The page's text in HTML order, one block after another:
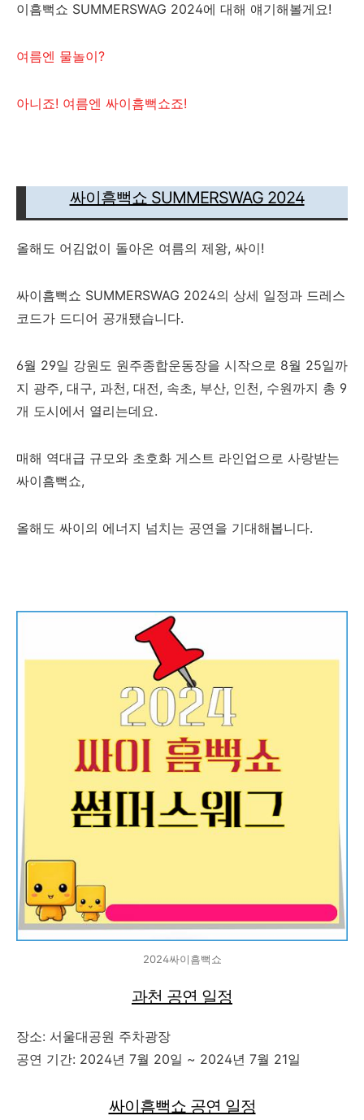
이흠뻑쇼 SUMMERSWAG 2024에 대해 얘기해볼게요!
여름엔 물놀이?
아니죠! 여름엔 싸이흠뻑쇼죠!
싸이흠뻑쇼 SUMMERSWAG 2024
올해도 어김없이 돌아온 여름의 제왕, 싸이!
싸이흠뻑쇼 SUMMERSWAG 2024의 상세 일정과 드레스
코드가 드디어 공개됐습니다.
6월 29일 강원도 원주종합운동장을 시작으로 8월 25일까
지 광주, 대구, 과천, 대전, 속초, 부산, 인천, 수원까지 총 9
개 도시에서 열리는데요.
매해 역대급 규모와 초호화 게스트 라인업으로 사랑받는
싸이흠뻑쇼,
올해도 싸이의 에너지 넘치는 공연을 기대해봅니다.
2024싸이흠뻑쇼
과천 공연 일정
장소: 서울대공원 주차광장
공연 기간: 2024년 7월 20일 ~ 2024년 7월 21일
싸이흠뻑쇼 공연 일정